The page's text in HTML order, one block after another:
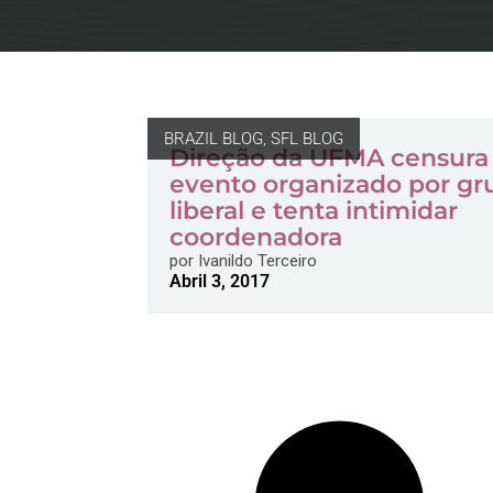
BRAZIL BLOG,SFL BLOG
Direção da UFMA censura
evento organizado por
liberal e tenta intimidar
coordenadora
por Ivanildo Terceiro
Abril 3, 2017